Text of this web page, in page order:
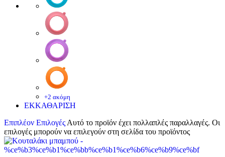
+2 ακόμη
ΕΚΚΑΘΑΡΙΣΗ
Επιπλέον ΕπιλογέςΑυτό το προϊόν έχει πολλαπλές παραλλαγές. Οι
επιλογές μπορούν να επιλεγούν στη σελίδα του προϊόντος